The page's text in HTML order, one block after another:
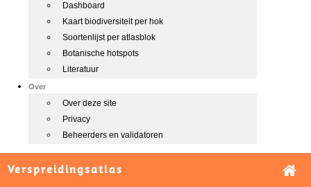
Dashboard
Kaart biodiversiteit per hok
Soortenlijst per atlasblok
Botanische hotspots
Literatuur
Over
Over deze site
Privacy
Beheerders en validatoren
Verspreidingsatlas